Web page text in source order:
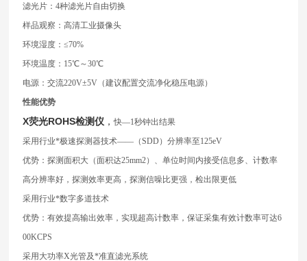
滤光片：4种滤光片自由切换
样品观察：高清工业摄像头
环境湿度：≤70%
环境温度：15℃～30℃
电源：交流220V±5V（建议配置交流净化稳压电源）
性能优势
X荧光ROHS检测仪 ，快—1秒钟出结果
采用行业*极速探测器技术——（SDD）分辨率至125eV
优势：探测面积大（面积达25mm2）、单位时间内接受信息多、计数率
高分辨率好，探测效率更高，探测信噪比更强，检出限更低
采用行业*数字多道技术
优势：有效提高输出效率，实现超高计数率，保证采集有效计数率可达6
00KCPS
采用大功率X光管及*准直滤光系统